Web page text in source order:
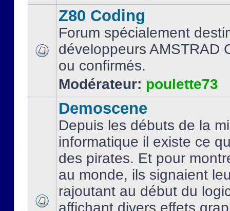
Z80 Coding
Forum spécialement
développeurs AMSTRAD
ou confirmés.
Modérateur: poulette73
Demoscene
Depuis les débuts de la
informatique il existe ce
des pirates. Et pour
au monde, ils signaient
rajoutant au début du
affichant divers effets